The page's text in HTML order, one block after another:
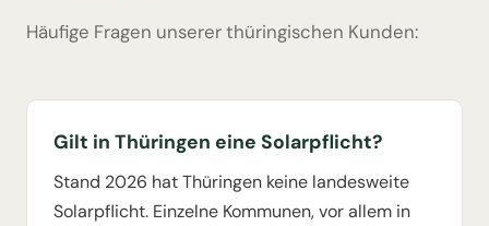
Häufige Fragen unserer thüringischen Kunden:
Gilt in Thüringen eine Solarpflicht?
Stand 2026 hat Thüringen keine landesweite
Solarpflicht. Einzelne Kommunen, vor allem in